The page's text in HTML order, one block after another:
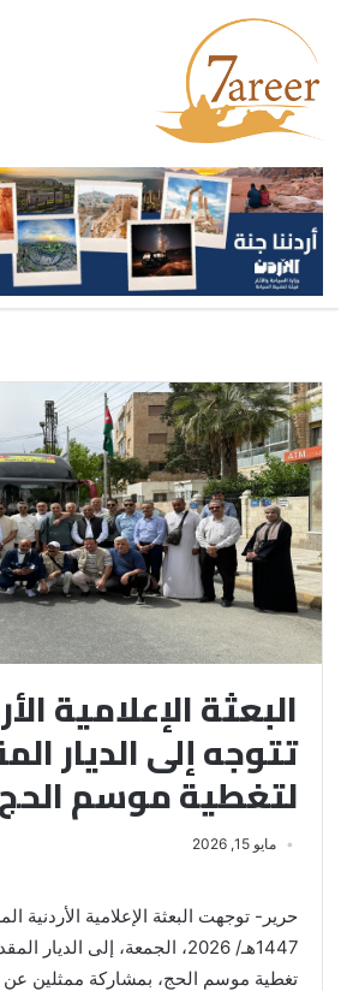
البعثة الإعلامية
تتوجه إلى الديار
لتغطية موسم الحج
مايو 15, 2026
حرير- توجهت البعثة الإعلامية الأردنية
1447هـ/ 2026، الجمعة، إلى
تغطية موسم الحج، بمشاركة ممثلين